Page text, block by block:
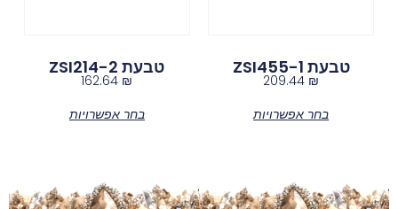
טבעת ZSI455-1
209.44 ₪
בחר אפשרויות
טבעת ZSI214-2
162.64 ₪
בחר אפשרויות